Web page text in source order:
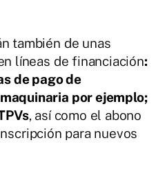
también de unas
líneas de financiación:
de pago de
por ejemplo;
, así como el abono
para nuevos